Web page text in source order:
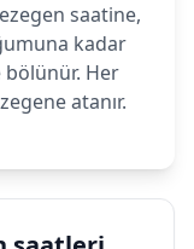
saatine,
kadar
bölünür. Her
atanır.